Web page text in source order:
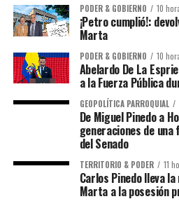
PODER & GOBIERNO 10
¡Petro cumplió!:
Marta
PODER & GOBIERNO 10
Abelardo De La
a la Fuerza Pública
GEOPOLÍTICA PARROQUIAL
De Miguel Pinedo a
generaciones de
del Senado
TERRITORIO & PODER 11
Carlos Pinedo lleva
Marta a la posesión